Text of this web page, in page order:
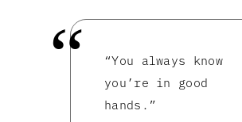
“You always know
you’re in good
hands.”